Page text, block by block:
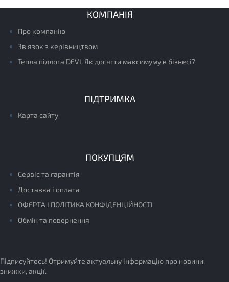
КОМПАНІЯ
Про компанію
Зв’язок з керівництвом
Тепла підлога DEVI. Як досягти максимуму в бізнесі?
ПІДТРИМКА
Карта сайту
ПОКУПЦЯМ
Сервіс та гарантія
Доставка і оплата
ОФЕРТА І ПОЛІТИКА КОНФІДЕНЦІЙНОСТІ
Обмін та повернення
Підписуйтесь! Отримуйте актуальну інформацію про новини,
знижки, акції.